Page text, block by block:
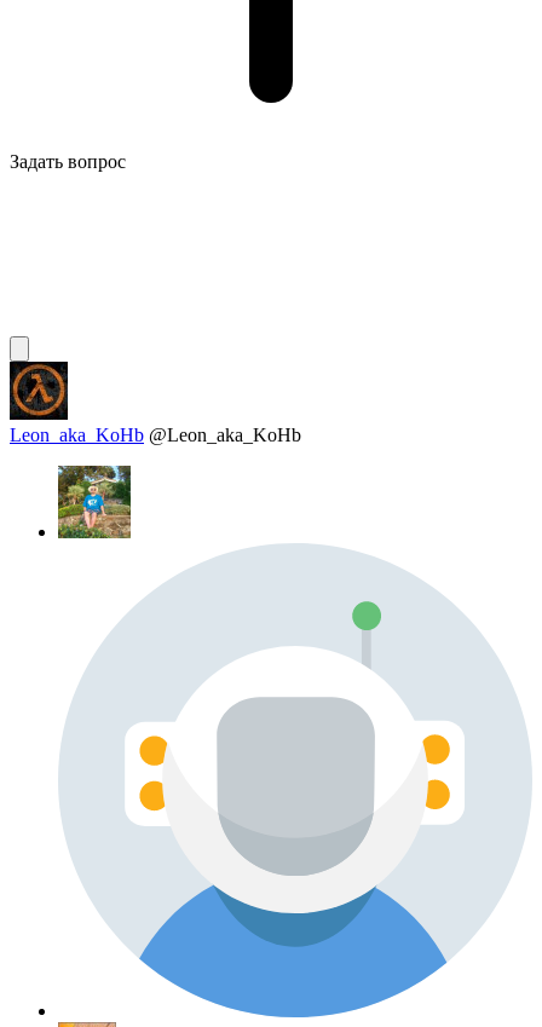
Задать вопрос
Leon_aka_KoHb @Leon_aka_KoHb